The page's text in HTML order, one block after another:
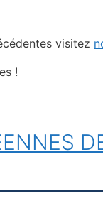
visitez
!